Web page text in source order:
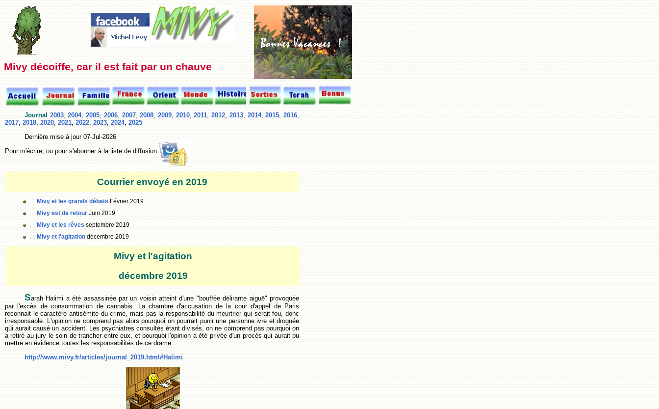
Mivy décoiffe, car il est fait par un chauve
Journal 2003,2004,2005, 2006, 2007,2008,2009, 2010,2011,2012, 2013, 2014,2015,2016,
2017, 2018, 2020, 2021, 2022, 2023, 2024, 2025
Dernière mise à jour 07-Jul-2026
Pour m'écrire, ou pour s'abonner à la liste de diffusion
Courrier envoyé en 2019
Mivy et les grands débats Février 2019
Mivy est de retour Juin 2019
Mivy et les rêves septembre 2019
Mivy et l'agitation décembre 2019
Mivy et l'agitation
décembre 2019
Sarah Halimi a été assassinée par un voisin atteint d'une "bouffée délirante aiguë" provoquée
par l'excès de consommation de cannabis. La chambre d'accusation de la cour d'appel de Paris
reconnait le caractère antisémite du crime, mais pas la responsabilité du meurtrier qui serait fou, donc
irresponsable. L'opinion ne comprend pas alors pourquoi on pourrait punir une personne ivre et droguée
qui aurait causé un accident. Les psychiatres consultés étant divisés, on ne comprend pas pourquoi on
a retiré au jury le soin de trancher entre eux, et pourquoi l'opinion a été privée d'un procès qui aurait pu
mettre en évidence toutes les responsabilités de ce drame.
http://www.mivy.fr/articles/journal_2019.html#Halimi